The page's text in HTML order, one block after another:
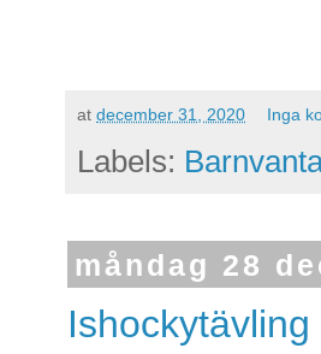
at december 31, 2020 Inga
Labels:
måndag 28
Ishockytävling